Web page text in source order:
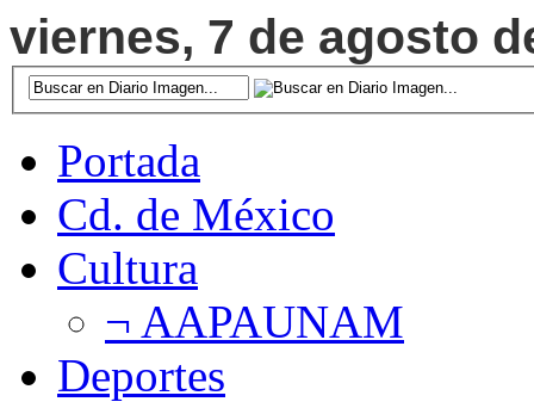
viernes, 7 de agosto
Portada
Cd. de México
Cultura
¬ AAPAUNAM
Deportes